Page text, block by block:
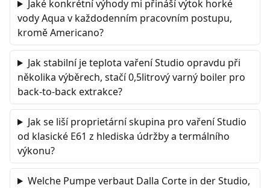
Jaké konkrétní výhody mi přináší výtok horké
vody Aqua v každodenním pracovním postupu,
kromě Americano?
Jak stabilní je teplota vaření Studio opravdu při
několika výběrech, stačí 0,5litrový varný boiler pro
back-to-back extrakce?
Jak se liší proprietární skupina pro vaření Studio
od klasické E61 z hlediska údržby a termálního
výkonu?
Welche Pumpe verbaut Dalla Corte in der Studio,